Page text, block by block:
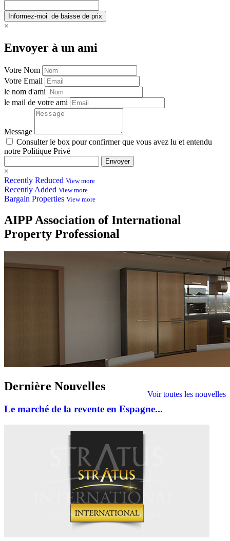
×
Envoyer à un ami
Votre Nom
Votre Email
le nom d'ami
le mail de votre ami
Message
Consulter le box pour confirmer que vous avez lu et entendu
notre Politique Privé
Envoyer
×
Recently Reduced View more
Recently Added View more
Bargain Properties View more
AIPPAssociation of International
Property Professional
Voir toutes les nouvelles
Dernière Nouvelles
Le marché de la revente en Espagne...